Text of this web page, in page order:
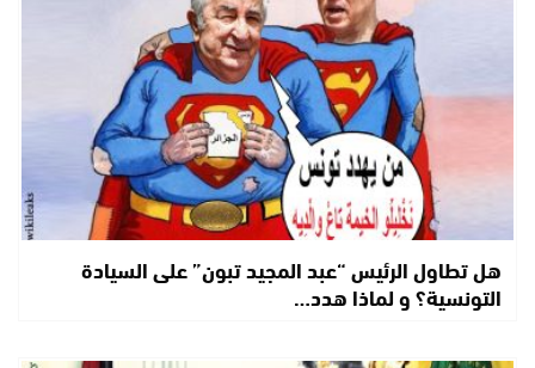
هل تطاول الرئيس “عبد المجيد تبون” على السيادة
التونسية؟ و لماذا هدد…